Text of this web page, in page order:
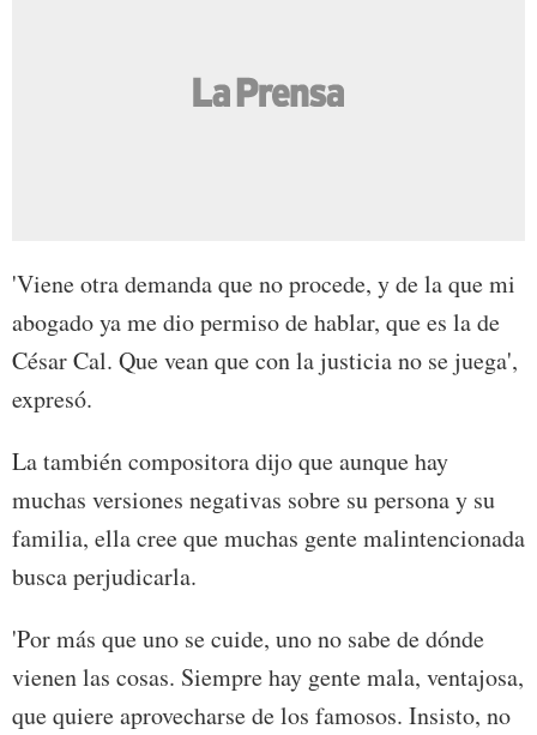
'Viene otra demanda que no procede, y de la que mi
abogado ya me dio permiso de hablar, que es la de
César Cal. Que vean que con la justicia no se juega',
expresó.
La también compositora dijo que aunque hay
muchas versiones negativas sobre su persona y su
familia, ella cree que muchas gente malintencionada
busca perjudicarla.
'Por más que uno se cuide, uno no sabe de dónde
vienen las cosas. Siempre hay gente mala, ventajosa,
que quiere aprovecharse de los famosos. Insisto, no